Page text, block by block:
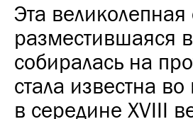
Эта
разместившаяся
собиралась на
стала известна
в середине XVIII